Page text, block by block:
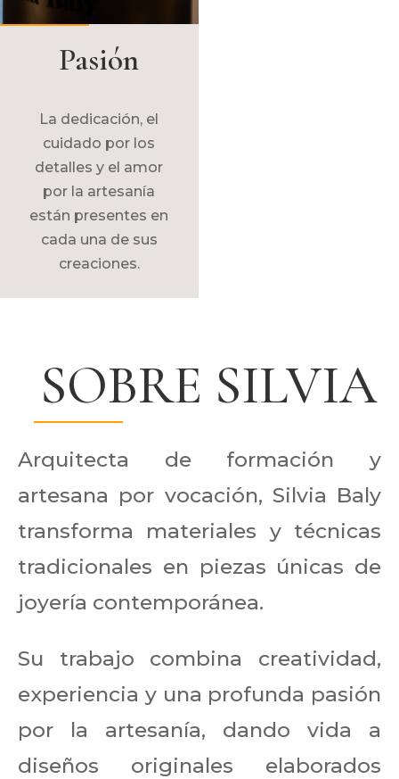
Pasión
La dedicación, el
cuidado por los
detalles y el amor
por la artesanía
están presentes en
cada una de sus
creaciones.
SOBRE SILVIA
Arquitecta de formación y
artesana por vocación, Silvia Baly
transforma materiales y técnicas
tradicionales en piezas únicas de
joyería contemporánea.
Su trabajo combina creatividad,
experiencia y una profunda pasión
por la artesanía, dando vida a
diseños originales elaborados